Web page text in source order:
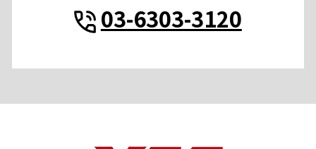
03-6303-3120